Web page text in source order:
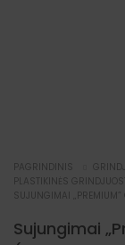
PAGRINDINIS
PLASTIKINĖS
SUJUNGIMAI
Sujungimai